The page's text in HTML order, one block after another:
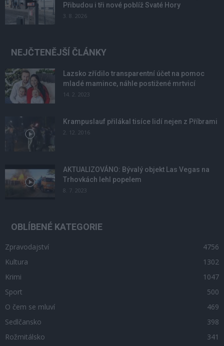
Přibudou i tři nové poblíž Svaté Hory
3. 8. 2026
NEJČTENĚJŠÍ ČLÁNKY
Lazsko zřídilo transparentní účet na pomoc
mladé mamince, náhle postižené mrtvicí
14. 2. 2023
Krampuslauf přilákal tisíce lidí nejen z Příbrami
2. 12. 2016
AKTUALIZOVÁNO: Bývalý objekt Las Vegas na
Trhovkách lehl popelem
8. 7. 2023
OBLÍBENÉ KATEGORIE
Zpravodajství
4756
Kultura
1302
Krimi
1047
Sport
500
O čem se mluví
469
Sedlčansko
398
Rožmitálsko
341